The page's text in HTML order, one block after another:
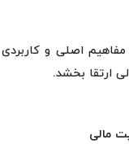
اصلی و
ارتقا بخشد.
مالی